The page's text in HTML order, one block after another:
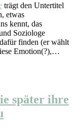
trägt den Untertitel
etwas
kennt, das
Soziologe
finden (er wählt
Emotion(?),…
später ihre